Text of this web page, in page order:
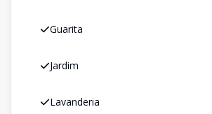
Guarita
Jardim
Lavanderia